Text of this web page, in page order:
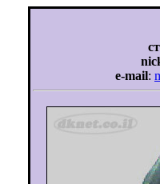
e-mail: